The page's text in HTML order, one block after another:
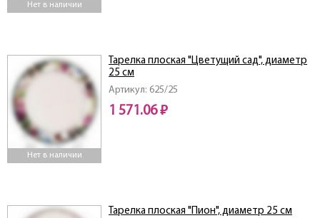
Нет в наличии
Нет в наличии
Артикул: 625/25
Тарелка плоская "Цветущий сад", диаметр
25 см
1 571.06 ₽
Тарелка плоская "Пион", диаметр 25 см